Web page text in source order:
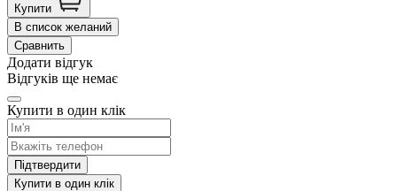
Купити
В список желаний
Сравнить
Додати відгук
Відгуків ще немає
Купити в один клік
Підтвердити
Купити в один клік